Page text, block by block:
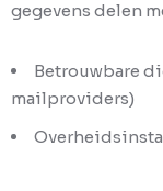
gegevens delen
Betrouwbare
mailproviders)